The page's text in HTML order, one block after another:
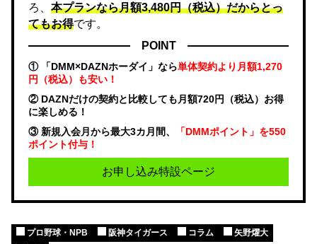
ろ、 本プランなら月額3,480円（税込）だからとっ
てもお得です。
POINT
① 「DMM×DAZNホーダイ」なら単体契約より月額1,270
円（税込）も安い！
② DAZNだけの契約と比較しても月額720円（税込）お得
に楽しめる！
③ 新規入会月から最大3カ月間、
「DMMポイント」を550
ポイント付与！
お申し込み特設ページ
プロ野球・NPB 阪神タイガース コラム
矢野燿大